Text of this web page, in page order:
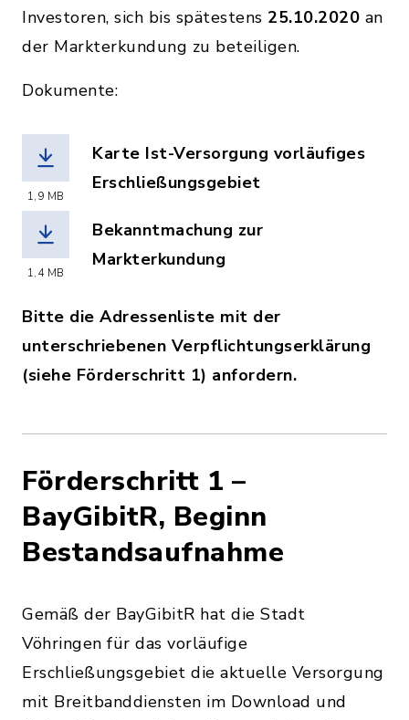
Investoren, sich bis spätestens 25.10.2020 an
der Markterkundung zu beteiligen.
Dokumente:
1,9 MB
Karte Ist-Versorgung vorläufiges
Erschließungsgebiet
1,4 MB
Bekanntmachung zur
Markterkundung
Bitte die Adressenliste mit der
unterschriebenen Verpflichtungserklärung
(siehe Förderschritt 1) anfordern.
Förderschritt 1 –
BayGibitR, Beginn
Bestandsaufnahme
Gemäß der BayGibitR hat die Stadt
Vöhringen für das vorläufige
Erschließungsgebiet die aktuelle Versorgung
mit Breitbanddiensten im Download und